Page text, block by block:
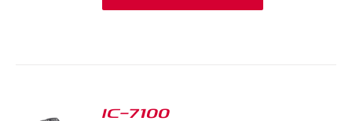
IC-7100